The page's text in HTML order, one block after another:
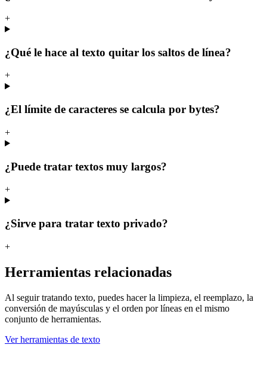
+
¿Qué le hace al texto quitar los saltos de línea?
+
¿El límite de caracteres se calcula por bytes?
+
¿Puede tratar textos muy largos?
+
¿Sirve para tratar texto privado?
+
Herramientas relacionadas
Al seguir tratando texto, puedes hacer la limpieza, el reemplazo, la
conversión de mayúsculas y el orden por líneas en el mismo
conjunto de herramientas.
Ver herramientas de texto